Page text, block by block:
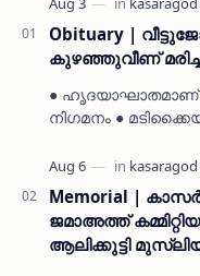
Obituary |
കുഴഞ്ഞുവീണ്
● ഹൃദയാഘാതമാണ്
നിഗമനം ●
മകളാണ് ●
Memorial |
ജമാഅത്ത്
ആലിക്കുട്ടി